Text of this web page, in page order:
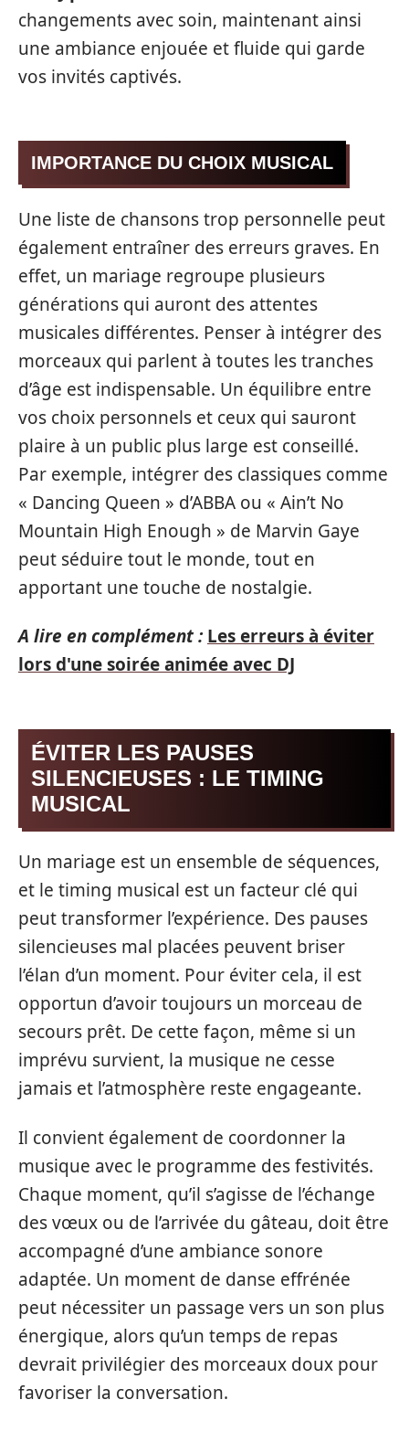
changements avec soin, maintenant ainsi
une ambiance enjouée et fluide qui garde
vos invités captivés.
IMPORTANCE DU CHOIX MUSICAL
Une liste de chansons trop personnelle peut
également entraîner des erreurs graves. En
effet, un mariage regroupe plusieurs
générations qui auront des attentes
musicales différentes. Penser à intégrer des
morceaux qui parlent à toutes les tranches
d’âge est indispensable. Un équilibre entre
vos choix personnels et ceux qui sauront
plaire à un public plus large est conseillé.
Par exemple, intégrer des classiques comme
« Dancing Queen » d’ABBA ou « Ain’t No
Mountain High Enough » de Marvin Gaye
peut séduire tout le monde, tout en
apportant une touche de nostalgie.
A lire en complément : Les erreurs à éviter
lors d'une soirée animée avec DJ
ÉVITER LES PAUSES
SILENCIEUSES : LE TIMING
MUSICAL
Un mariage est un ensemble de séquences,
et le timing musical est un facteur clé qui
peut transformer l’expérience. Des pauses
silencieuses mal placées peuvent briser
l’élan d’un moment. Pour éviter cela, il est
opportun d’avoir toujours un morceau de
secours prêt. De cette façon, même si un
imprévu survient, la musique ne cesse
jamais et l’atmosphère reste engageante.
Il convient également de coordonner la
musique avec le programme des festivités.
Chaque moment, qu’il s’agisse de l’échange
des vœux ou de l’arrivée du gâteau, doit être
accompagné d’une ambiance sonore
adaptée. Un moment de danse effrénée
peut nécessiter un passage vers un son plus
énergique, alors qu’un temps de repas
devrait privilégier des morceaux doux pour
favoriser la conversation.